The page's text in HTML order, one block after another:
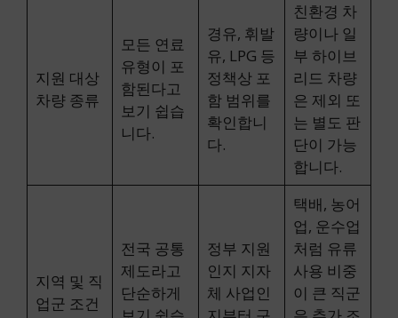
지원 대상
차량 종류
모든 연료
유형이 포
함된다고
보기 쉽습
니다.
경유, 휘발
유, LPG 등
정책상 포
함 범위를
확인합니
다.
친환경 차
량이나 일
부 하이브
리드 차량
은 제외 또
는 별도 판
단이 가능
합니다.
지역 및 직
업군 조건
전국 공통
제도라고
단순하게
정부 지원
인지 지자
체 사업인
택배, 농어
업, 운수업
처럼 유류
사용 비중
이 큰 직군